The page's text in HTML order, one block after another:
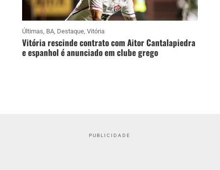
Últimas, BA, Destaque, Vitória
Vitória rescinde contrato com Aitor Cantalapiedra
e espanhol é anunciado em clube grego
PUBLICIDADE